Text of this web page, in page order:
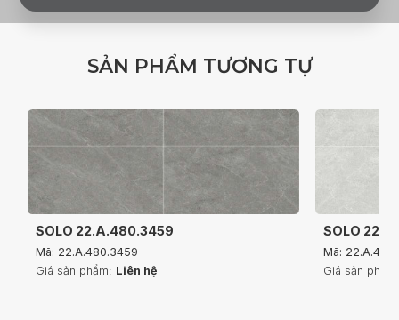
SẢN PHẨM TƯƠNG TỰ
SOLO 22.A.480.3459
Mã: 22.A.480.3459
Giá sản phẩm: Liên hệ
SOLO
Mã:
Giá sản